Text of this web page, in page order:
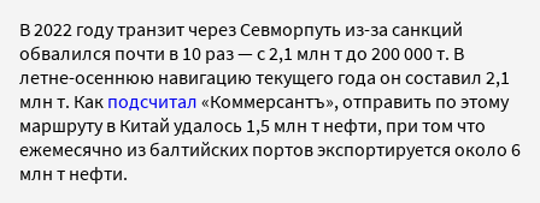
В 2022 году транзит через Севморпуть из-за санкций
обвалился почти в 10 раз — с 2,1 млн т до 200 000 т. В
летне-осеннюю навигацию текущего года он составил 2,1
млн т. Как подсчитал «Коммерсантъ», отправить по этому
маршруту в Китай удалось 1,5 млн т нефти, при том что
ежемесячно из балтийских портов экспортируется около 6
млн т нефти.